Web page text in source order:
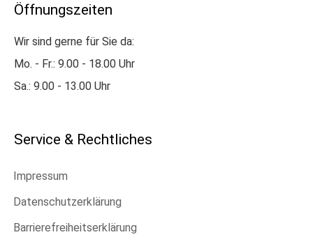
Öffnungszeiten
Wir sind gerne für Sie da:
Mo. - Fr.: 9.00 - 18.00 Uhr
Sa.: 9.00 - 13.00 Uhr
Service & Rechtliches
Impressum
Datenschutzerklärung
Barrierefreiheitserklärung